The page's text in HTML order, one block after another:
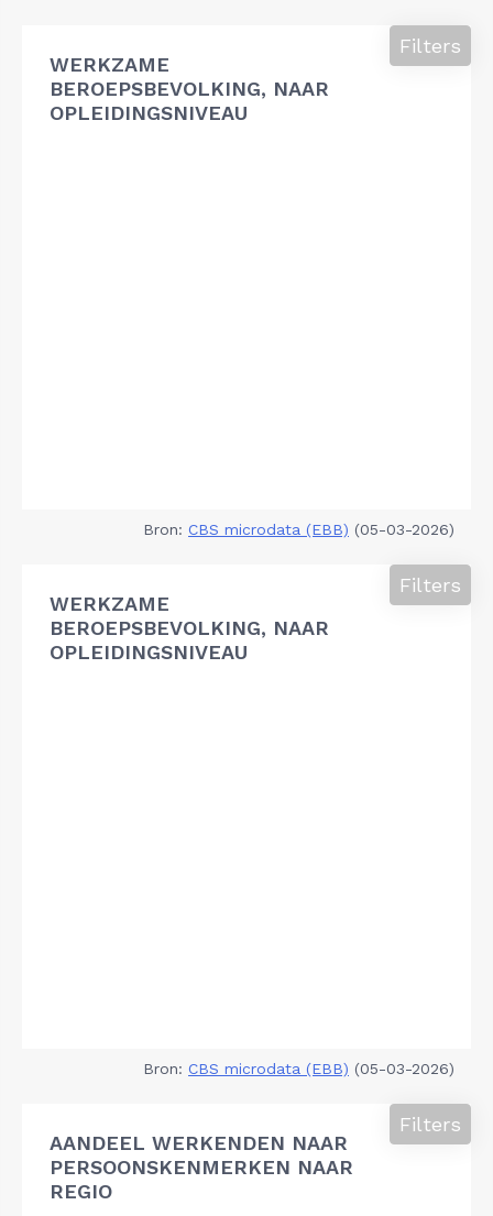
WERKZAME
BEROEPSBEVOLKING, NAAR
OPLEIDINGSNIVEAU
Filters
Bron: CBS microdata (EBB) (05-03-2026)
WERKZAME
BEROEPSBEVOLKING, NAAR
OPLEIDINGSNIVEAU
Filters
Bron: CBS microdata (EBB) (05-03-2026)
AANDEEL WERKENDEN NAAR
PERSOONSKENMERKEN NAAR
REGIO
Filters